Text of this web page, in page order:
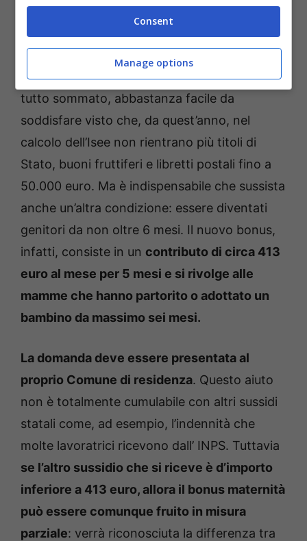
Per ottenerlo è necessario avere un Isee
non superiore a 20.382,90 euro:requisito,
tutto sommato, abbastanza facile da
soddisfare visto che, da quest’anno, nel
calcolo dell’Isee non rientrano più titoli di
Stato, buoni fruttiferi e libretti postali fino a
50.000 euro. Ma è indispensabile che sussista
anche un’altra condizione: essere diventati
genitori da non oltre 6 mesi. Il nuovo bonus,
infatti, consiste in un contributo di circa 413
euro al mese per 5 mesi e si rivolge alle
mamme che hanno partorito o adottato un
bambino da massimo sei mesi.
La domanda deve essere presentata al
proprio Comune di residenza. Questo aiuto
non è totalmente cumulabile con altri sussidi
statali come, ad esempio, l’indennità che
molte lavoratrici ricevono dall’ INPS. Tuttavia
se l’altro sussidio che si riceve è d’importo
inferiore a 413 euro, allora il bonus maternità
può essere comunque fruito in misura
parziale: verrà riconosciuta la differenza tra
Consent
Manage options